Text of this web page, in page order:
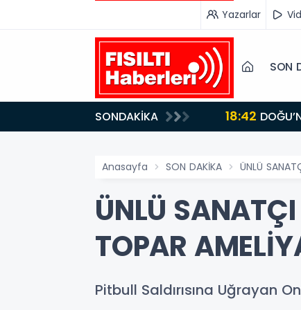
Yazarlar
SON
SONDAKİKA 18:42
Anasayfa SON DAKİKA ÜNLÜ
ÜNLÜ
TOPAR
Pitbull Saldırısına Uğrayan